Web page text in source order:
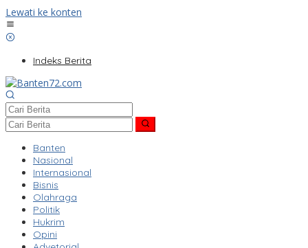
Lewati ke konten
Indeks Berita
Banten
Nasional
Internasional
Bisnis
Olahraga
Politik
Hukrim
Opini